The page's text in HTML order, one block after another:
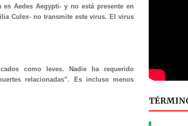
Aedes Aegypti- y no está presente en
Culex- no transmite este virus. El virus
como leves. Nadie ha requerido
relacionadas”. Es incluso menos